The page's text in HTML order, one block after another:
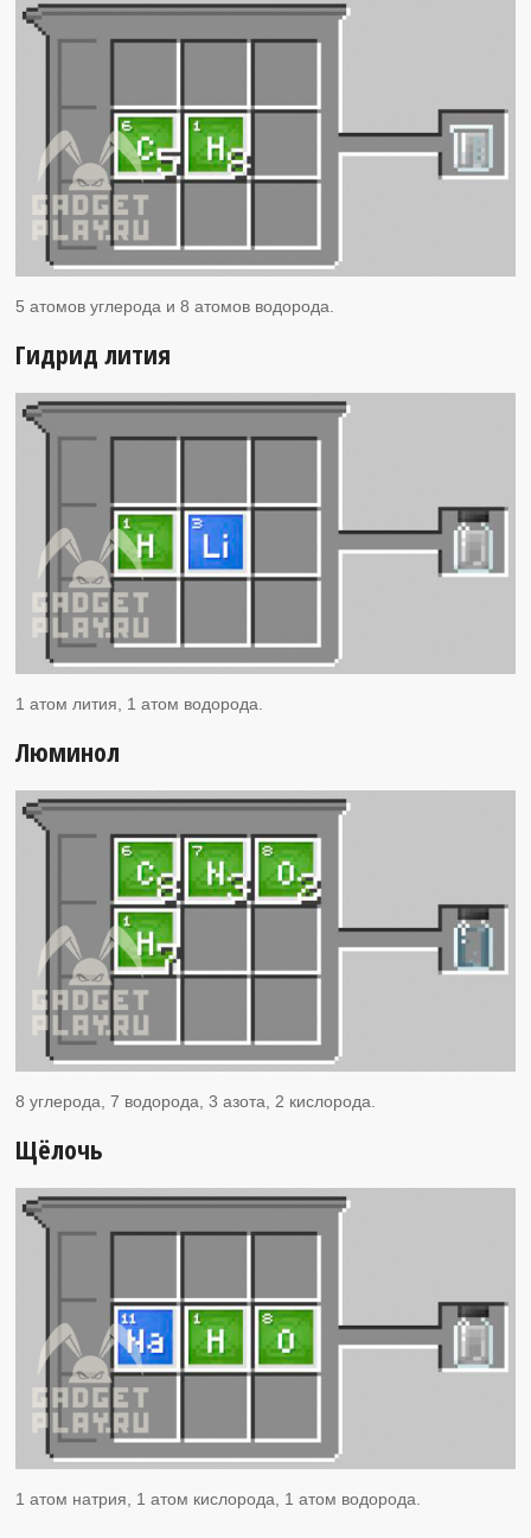
5 атомов углерода и 8 атомов водорода.
Гидрид лития
1 атом лития, 1 атом водорода.
Люминол
8 углерода, 7 водорода, 3 азота, 2 кислорода.
Щёлочь
1 атом натрия, 1 атом кислорода, 1 атом водорода.